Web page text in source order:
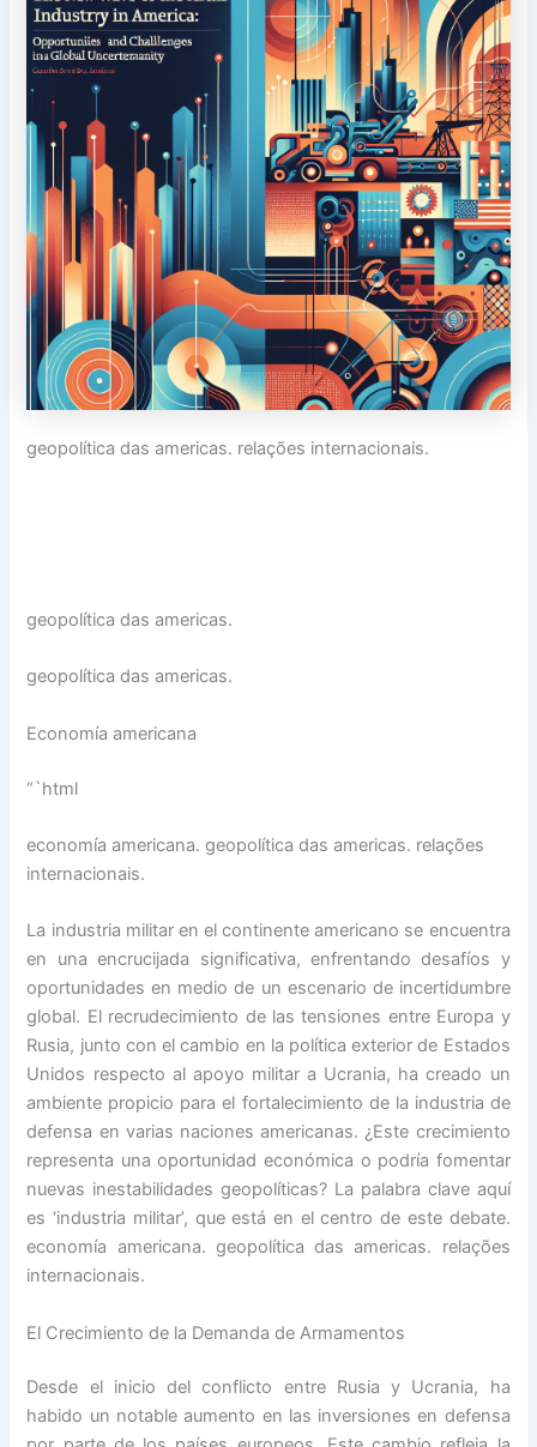
geopolítica das americas. relações internacionais.
geopolítica das americas.
geopolítica das americas.
Economía americana
“`html
economía americana. geopolítica das americas. relações
internacionais.
La industria militar en el continente americano se encuentra
en una encrucijada significativa, enfrentando desafíos y
oportunidades en medio de un escenario de incertidumbre
global. El recrudecimiento de las tensiones entre Europa y
Rusia, junto con el cambio en la política exterior de Estados
Unidos respecto al apoyo militar a Ucrania, ha creado un
ambiente propicio para el fortalecimiento de la industria de
defensa en varias naciones americanas. ¿Este crecimiento
representa una oportunidad económica o podría fomentar
nuevas inestabilidades geopolíticas? La palabra clave aquí
es ‘industria militar’, que está en el centro de este debate.
economía americana. geopolítica das americas. relações
internacionais.
El Crecimiento de la Demanda de Armamentos
Desde el inicio del conflicto entre Rusia y Ucrania, ha
habido un notable aumento en las inversiones en defensa